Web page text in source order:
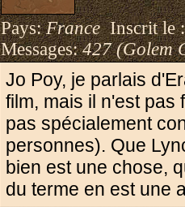
Pays:FranceInscrit le
Messages:427 (Golem
Jo Poy, je parlais
film, mais il n'est pas
pas spécialement
personnes). Que
bien est une chose,
du terme en est une